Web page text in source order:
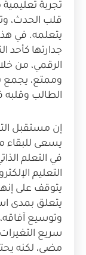
تجربة
قلب الحدث،
يتعلمه. في
جدارتها كأحد
الرقمي، من
وممتع، يجمع
الطالب وقلبه
إن مستقبل
يسعى للبقاء
في التعلم
التعليم
يتوقف على
يتعلق بمدى
وتوسيع آفاقه،
سريع
مضى، لكنه